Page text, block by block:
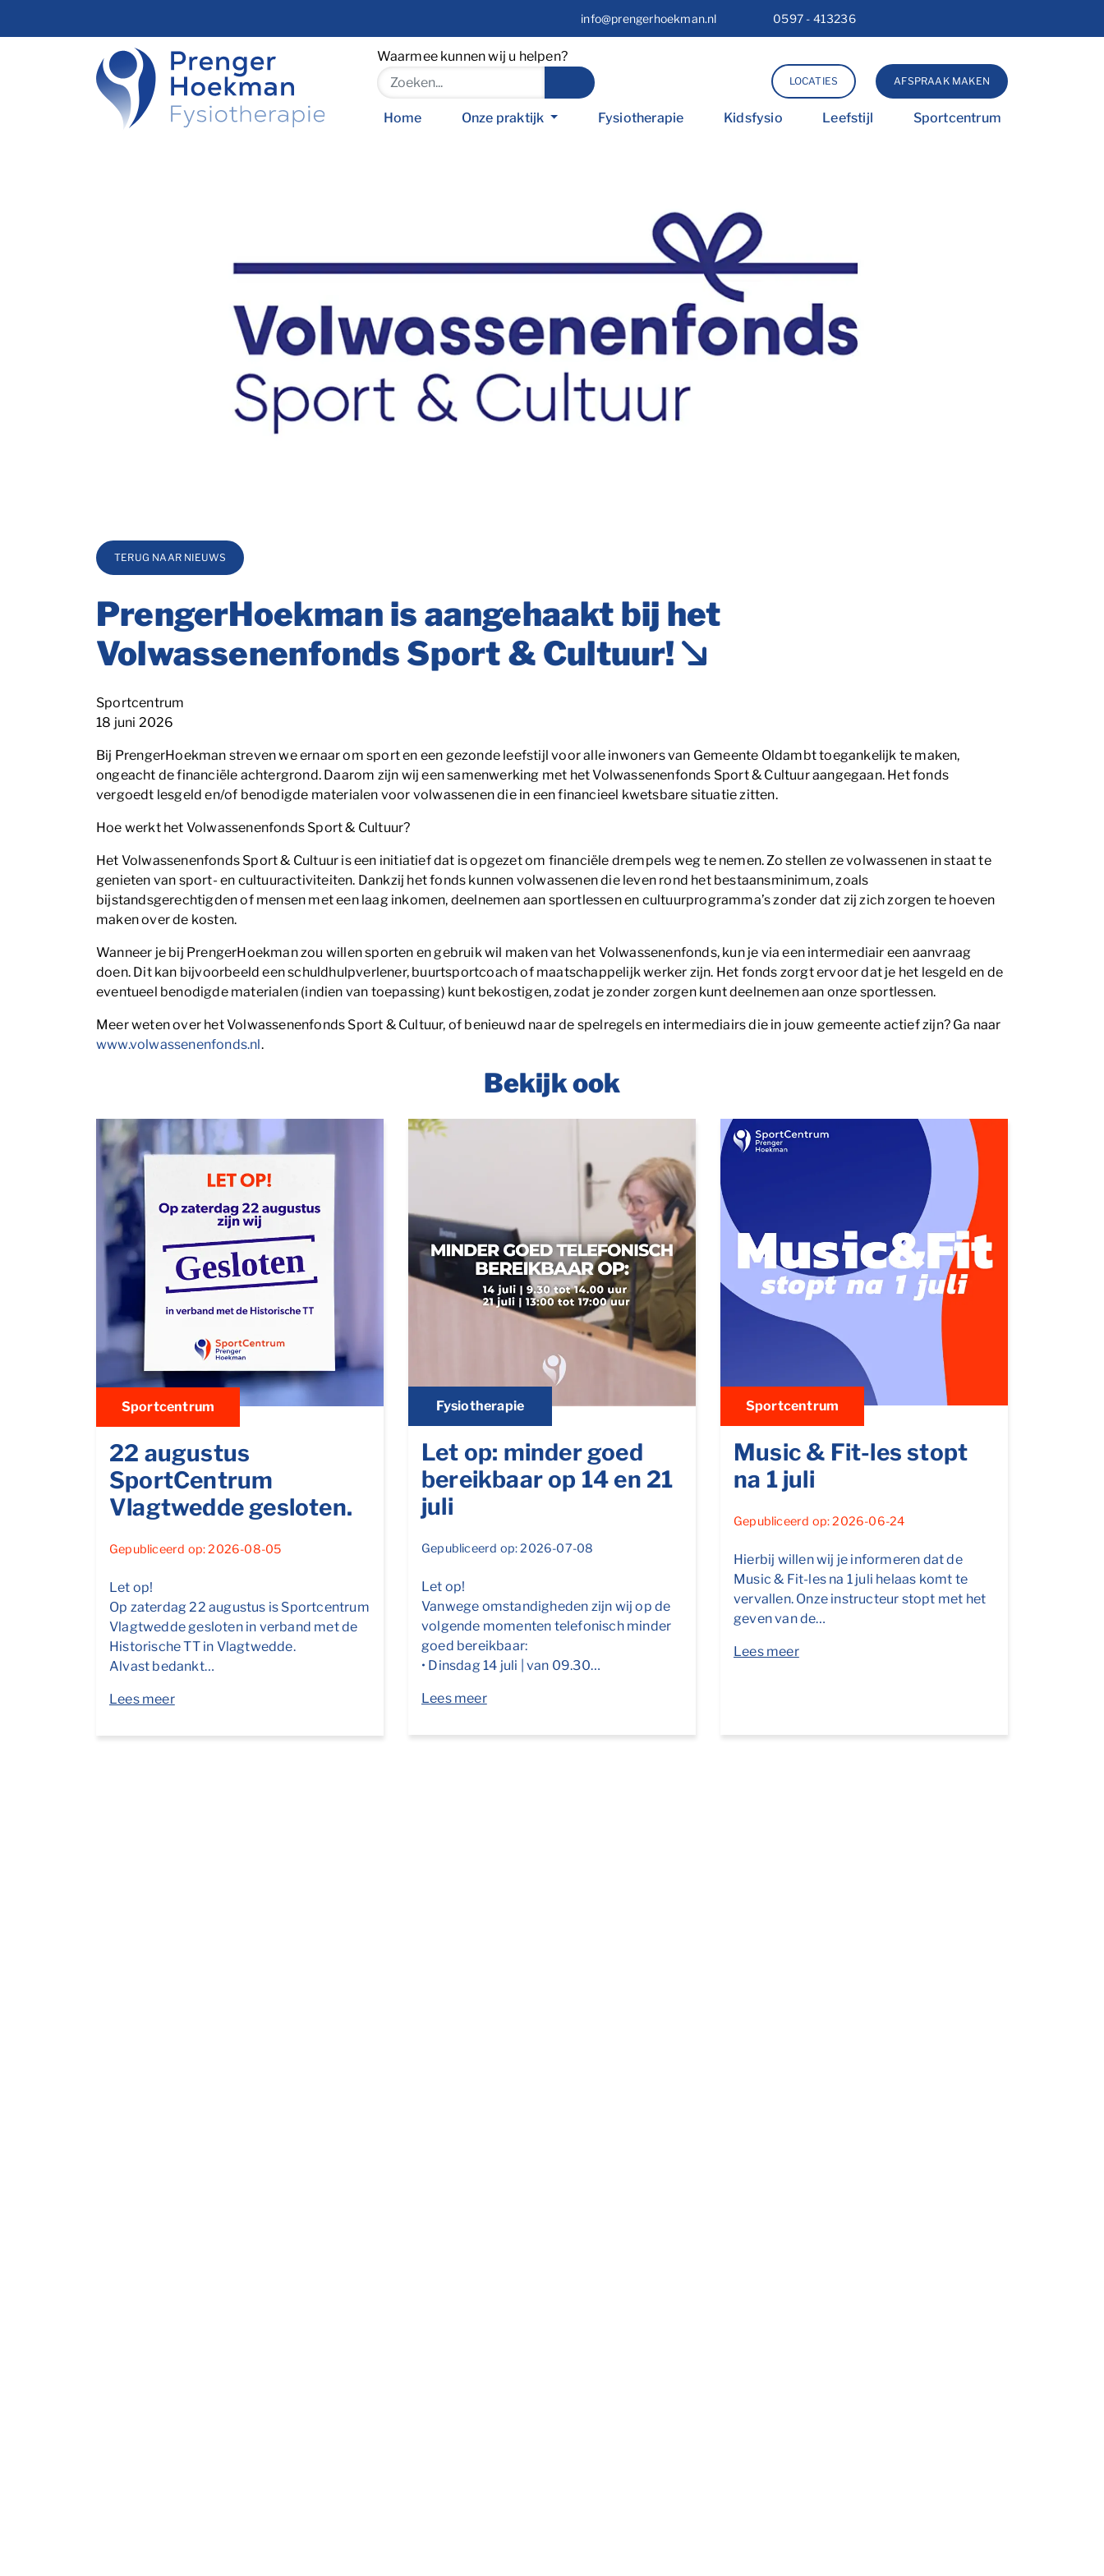
info@prengerhoekman.nl
0597 - 413236
Lettergrootte vergroten
Lettergrootte verkleinen
Hoog contrast wisselen
Waarmee kunnen wij u helpen?
LOCATIES AFSPRAAK MAKEN
Home Onze praktijk Fysiotherapie Kidsfysio Leefstijl Sportcentrum
TERUG NAAR NIEUWS
PrengerHoekman is aangehaakt bij het
Volwassenenfonds Sport & Cultuur!
Categorie
Sportcentrum
Blog_field_Datum
18 juni 2026
Bij PrengerHoekman streven we ernaar om sport en een gezonde leefstijl voor alle inwoners van Gemeente Oldambt toegankelijk te maken,
ongeacht de financiële achtergrond. Daarom zijn wij een samenwerking met het Volwassenenfonds Sport & Cultuur aangegaan. Het fonds
vergoedt lesgeld en/of benodigde materialen voor volwassenen die in een financieel kwetsbare situatie zitten.
Hoe werkt het Volwassenenfonds Sport & Cultuur?
Het Volwassenenfonds Sport & Cultuur is een initiatief dat is opgezet om financiële drempels weg te nemen. Zo stellen ze volwassenen in staat te
genieten van sport- en cultuuractiviteiten. Dankzij het fonds kunnen volwassenen die leven rond het bestaansminimum, zoals
bijstandsgerechtigden of mensen met een laag inkomen, deelnemen aan sportlessen en cultuurprogramma’s zonder dat zij zich zorgen te hoeven
maken over de kosten.
Wanneer je bij PrengerHoekman zou willen sporten en gebruik wil maken van het Volwassenenfonds, kun je via een intermediair een aanvraag
doen. Dit kan bijvoorbeeld een schuldhulpverlener, buurtsportcoach of maatschappelijk werker zijn. Het fonds zorgt ervoor dat je het lesgeld en de
eventueel benodigde materialen (indien van toepassing) kunt bekostigen, zodat je zonder zorgen kunt deelnemen aan onze sportlessen.
Meer weten over het Volwassenenfonds Sport & Cultuur, of benieuwd naar de spelregels en intermediairs die in jouw gemeente actief zijn? Ga naar
www.volwassenenfonds.nl.
Bekijk ook
Sportcentrum
22 augustus
SportCentrum
Vlagtwedde gesloten.
Gepubliceerd op: 2026-08-05
Let op!
Op zaterdag 22 augustus is Sportcentrum
Vlagtwedde gesloten in verband met de
Historische TT in Vlagtwedde.
Alvast bedankt…
Lees meer
Fysiotherapie
Let op: minder goed
bereikbaar op 14 en 21
juli
Gepubliceerd op: 2026-07-08
Let op!
Vanwege omstandigheden zijn wij op de
volgende momenten telefonisch minder
goed bereikbaar:
• Dinsdag 14 juli | van 09.30…
Lees meer
Sportcentrum
Music & Fit-les stopt
na 1 juli
Gepubliceerd op: 2026-06-24
Hierbij willen wij je informeren dat de
Music & Fit-les na 1 juli helaas komt te
vervallen. Onze instructeur stopt met het
geven van de…
Lees meer